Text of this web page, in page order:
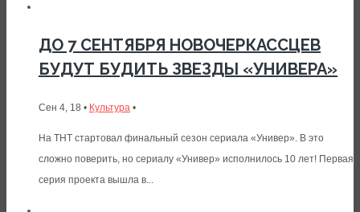
ДО 7 СЕНТЯБРЯ НОВОЧЕРКАССЦЕВ
БУДУТ БУДИТЬ ЗВЕЗДЫ «УНИВЕРА»
Сен 4, 18 • Культура •
На ТНТ стартовал финальный сезон сериала «Универ». В это
сложно поверить, но сериалу «Универ» исполнилось 10 лет! Первая
серия проекта вышла в...